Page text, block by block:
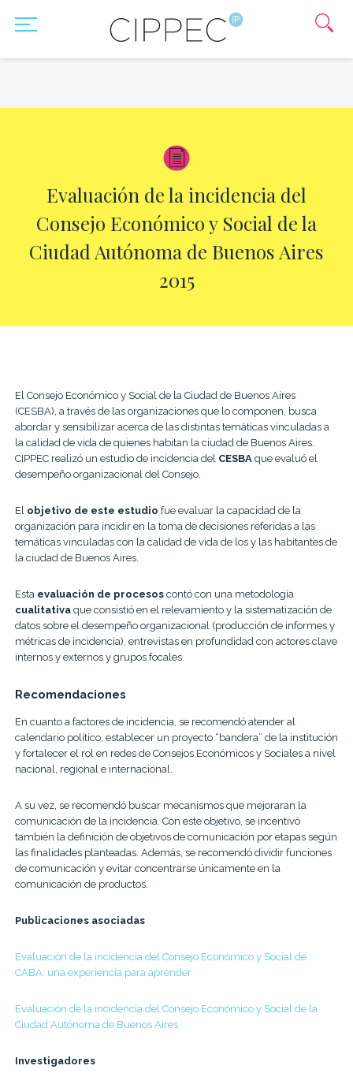
Evaluación de la incidencia del
Consejo Económico y Social de la
Ciudad Autónoma de Buenos Aires
2015
El Consejo Económico y Social de la Ciudad de Buenos Aires
(CESBA), a través de las organizaciones que lo componen, busca
abordar y sensibilizar acerca de las distintas temáticas vinculadas a
la calidad de vida de quienes habitan la ciudad de Buenos Aires.
CIPPEC realizó un estudio de incidencia del CESBAque evaluó el
desempeño organizacional del Consejo.
El objetivo de este estudio fue evaluar la capacidad de la
organización para incidir en la toma de decisiones referidas a las
temáticas vinculadas con la calidad de vida de los y las habitantes de
la ciudad de Buenos Aires.
Esta evaluación de procesoscontó con una metodología
cualitativaque consistió en el relevamiento y la sistematización de
datos sobre el desempeño organizacional (producción de informes y
métricas de incidencia), entrevistas en profundidad con actores clave
internos y externos y grupos focales.
Recomendaciones
En cuanto a factores de incidencia, se recomendó atender al
calendario político, establecer un proyecto “bandera” de la institución
y fortalecer el rol en redes de Consejos Económicos y Sociales a nivel
nacional, regional e internacional.
A su vez, se recomendó buscar mecanismos que mejoraran la
comunicación de la incidencia. Con este objetivo, se incentivó
también la definición de objetivos de comunicación por etapas según
las finalidades planteadas. Además, se recomendó dividir funciones
de comunicación y evitar concentrarse únicamente en la
comunicación de productos.
Publicaciones asociadas
Evaluación de la incidencia del Consejo Económico y Social de
CABA: una experiencia para aprender
Evaluación de la incidencia del Consejo Económico y Social de la
Ciudad Autónoma de Buenos Aires
Investigadores